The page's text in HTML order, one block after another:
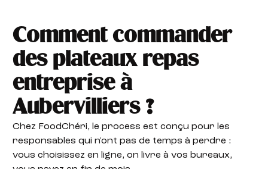
Comment commander
des plateaux repas
entreprise à
Aubervilliers ?
Chez FoodChéri, le process est conçu pour les
responsables qui n'ont pas de temps à perdre :
vous choisissez en ligne, on livre à vos bureaux,